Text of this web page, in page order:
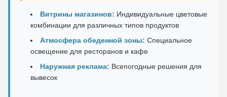
Витрины магазинов: Индивидуальные цветовые
комбинации для различных типов продуктов
Атмосфера обеденной зоны: Специальное
освещение для ресторанов и кафе
Наружная реклама: Всепогодные решения для
вывесок